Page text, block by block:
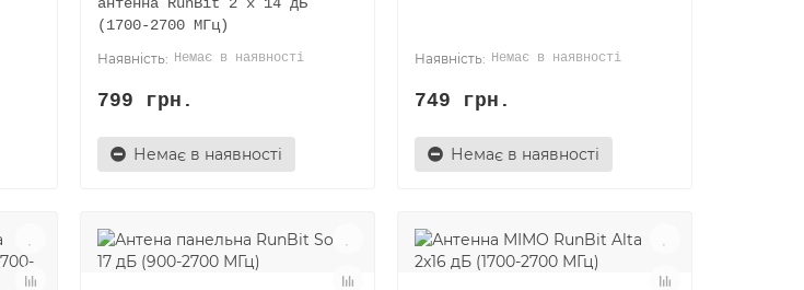
(1700-2700 МГц)
Немає в наявності
799 грн.
Немає в наявності
Немає в наявності
749 грн.
Немає в наявності